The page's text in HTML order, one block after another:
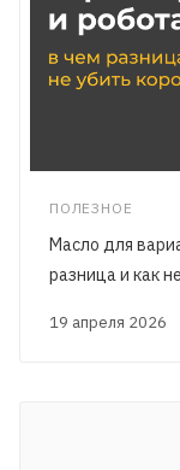
ПОЛЕЗНОЕ
19 апреля 2026
Масло для
разница и как